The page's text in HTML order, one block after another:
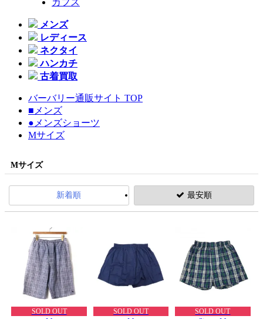
メンズ
レディース
ネクタイ
ハンカチ
古着買取
バーバリー通販サイト TOP
■メンズ
●メンズショーツ
Mサイズ
Mサイズ
新着順 最安順
SOLD OUT SOLD OUT SOLD OUT